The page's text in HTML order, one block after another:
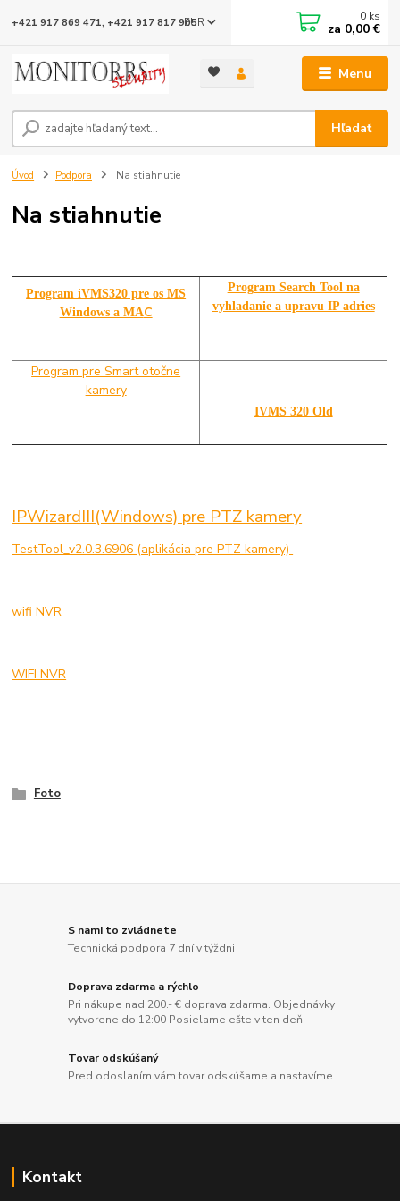
Menu
EUR
Hľadať
+421 917 869 471, +421 917 817 905 0 ks
za 0,00 €
Úvod Podpora Na stiahnutie
Na stiahnutie
Program iVMS320 pre os MS
Windows a MAC
Program Search Tool na
vyhladanie a upravu IP adries
Program pre Smart otočne
kamery
IVMS 320 Old
IPWizardIII(Windows) pre PTZ kamery
TestTool_v2.0.3.6906 (aplikácia pre PTZ kamery)
wifi NVR
WIFI NVR
Foto
S nami to zvládnete
Technická podpora 7 dní v týždni
Doprava zdarma a rýchlo
Pri nákupe nad 200.- € doprava zdarma. Objednávky
vytvorene do 12:00 Posielame ešte v ten deň
Tovar odskúšaný
Pred odoslaním vám tovar odskúšame a nastavíme
Kontakt